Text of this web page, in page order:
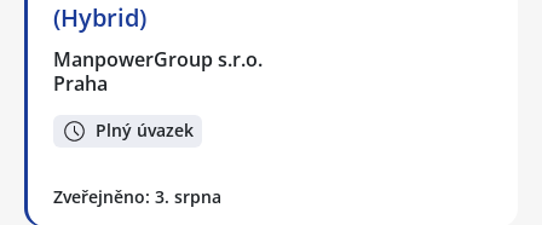
(Hybrid)
ManpowerGroup s.r.o.
Praha
Plný úvazek
Zveřejněno: 3. srpna